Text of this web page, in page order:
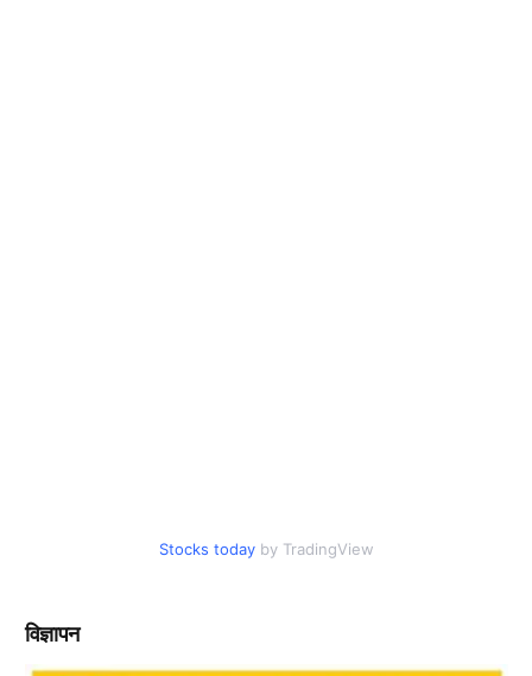
Stocks today by TradingView
विज्ञापन